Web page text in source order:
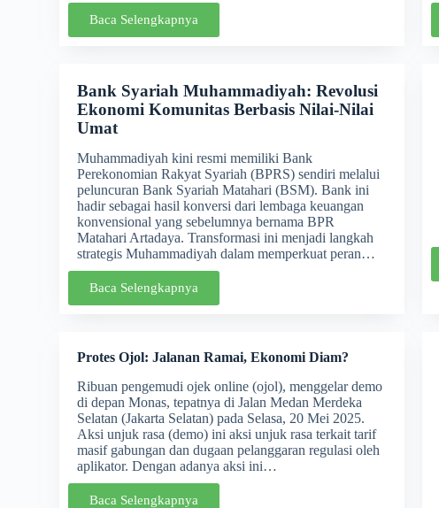
Baca Selengkapnya
Bank Syariah Muhammadiyah: Revolusi
Ekonomi Komunitas Berbasis Nilai-Nilai
Umat
Muhammadiyah kini resmi memiliki Bank
Perekonomian Rakyat Syariah (BPRS) sendiri melalui
peluncuran Bank Syariah Matahari (BSM). Bank ini
hadir sebagai hasil konversi dari lembaga keuangan
konvensional yang sebelumnya bernama BPR
Matahari Artadaya. Transformasi ini menjadi langkah
strategis Muhammadiyah dalam memperkuat peran…
Baca Selengkapnya
Protes Ojol: Jalanan Ramai, Ekonomi Diam?
Ribuan pengemudi ojek online (ojol), menggelar demo
di depan Monas, tepatnya di Jalan Medan Merdeka
Selatan (Jakarta Selatan) pada Selasa, 20 Mei 2025.
Aksi unjuk rasa (demo) ini aksi unjuk rasa terkait tarif
masif gabungan dan dugaan pelanggaran regulasi oleh
aplikator. Dengan adanya aksi ini…
Baca Selengkapnya